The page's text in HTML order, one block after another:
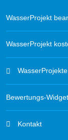
WasserProjekt
WasserProjekt
Bewertungs-Widget
Kontakt